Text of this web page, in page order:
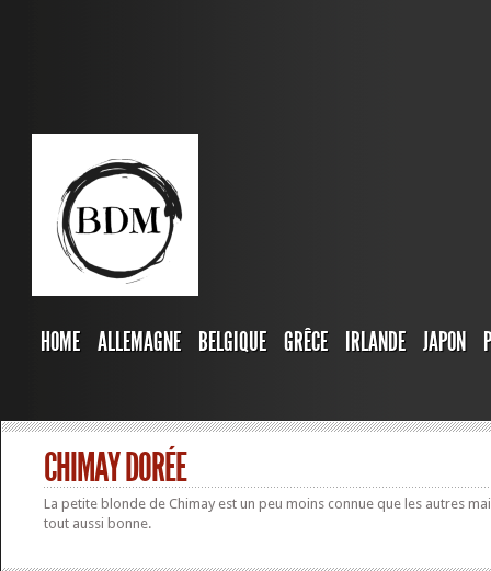
HOME ALLEMAGNE BELGIQUE GRÊCE IRLANDE JAPON
CHIMAY DORÉE
La petite blonde de Chimay est un peu moins connue que les autres
tout aussi bonne.